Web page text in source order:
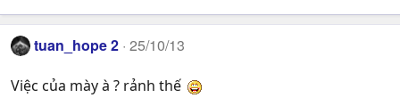
tuan_hope 2 25/10/13
Việc của mày à ? rảnh thế